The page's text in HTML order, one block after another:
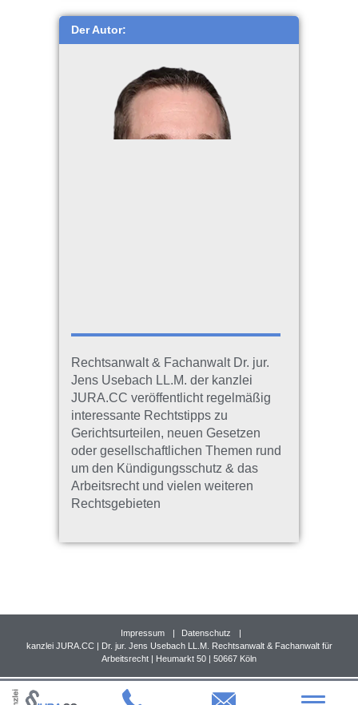
Der Autor:
Rechtsanwalt & Fachanwalt Dr. jur.
Jens Usebach LL.M. der kanzlei
JURA.CC veröffentlicht regelmäßig
interessante Rechtstipps zu
Gerichtsurteilen, neuen Gesetzen
oder gesellschaftlichen Themen rund
um den Kündigungsschutz & das
Arbeitsrecht und vielen weiteren
Rechtsgebieten
Impressum
Datenschutz
kanzlei JURA.CC | Dr. jur. Jens Usebach LL.M. Rechtsanwalt & Fachanwalt für
Arbeitsrecht | Heumarkt 50 | 50667 Köln